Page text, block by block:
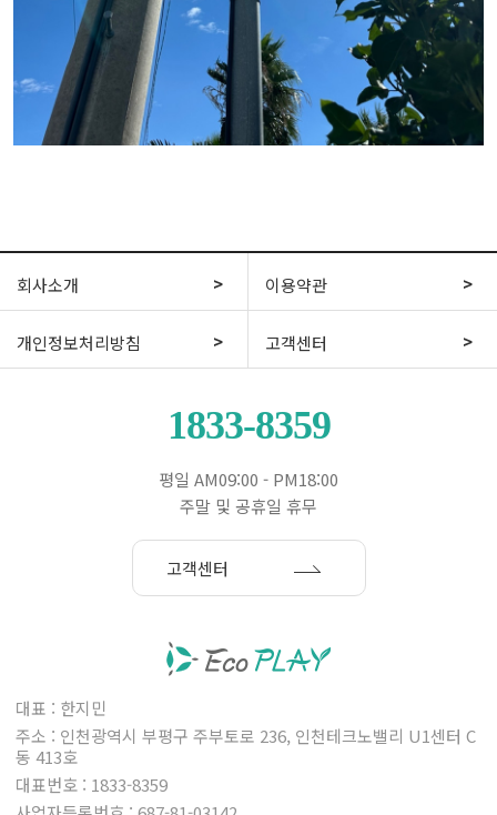
회사소개 이용약관
개인정보처리방침 고객센터
1833-8359
평일 AM09:00 - PM18:00
주말 및 공휴일 휴무
고객센터
대표 : 한지민
주소 : 인천광역시 부평구 주부토로 236, 인천테크노밸리 U1센터 C
동 413호
대표번호 : 1833-8359